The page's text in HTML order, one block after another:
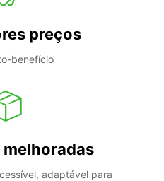
preços
benefício
adaptável para